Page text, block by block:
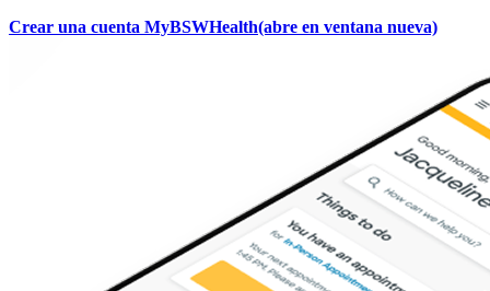
Crear una cuenta MyBSWHealth(abre en ventana nueva)